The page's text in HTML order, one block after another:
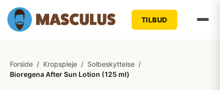
TILBUD
Forside / Kropspleje / Solbeskyttelse /
Bioregena After Sun Lotion (125 ml)